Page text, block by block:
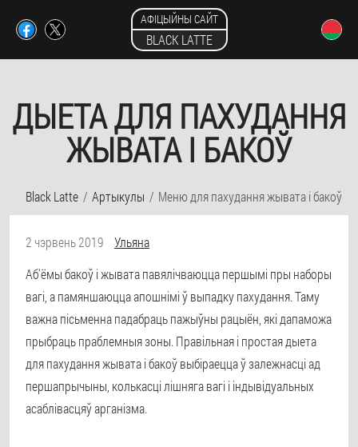
АФІЦЫЙНЫ САЙТ
BLACK LATTE
ДЫЕТА ДЛЯ ПАХУДАННЯ
ЖЫВАТА І БАКОЎ
Black Latte Артыкулы Меню для пахудання жывата і бакоў
2 чэрвень 2019
Ульяна
Аб'ёмы бакоў і жывата павялічваюцца першымі пры наборы
вагі, а памяншаюцца апошнімі ў выпадку пахудання. Таму
важна пісьменна падабраць пажыўны рацыён, які дапаможа
прыбраць праблемныя зоны. Правільная і простая дыета
для пахудання жывата і бакоў выбіраецца ў залежнасці ад
першапрычыны, колькасці лішняга вагі і індывідуальных
асаблівасцяў арганізма.